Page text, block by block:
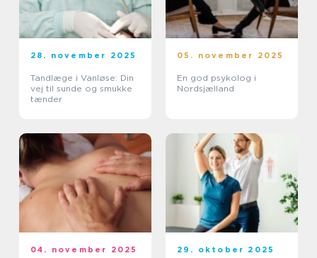
28. november 2025
Tandlæge i Vanløse: Din
vej til sunde og smukke
tænder
05. november 2025
En god psykolog i
Nordsjælland
04. november 2025 29. oktober 2025